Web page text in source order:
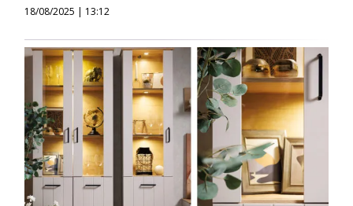
18/08/2025 | 13:12